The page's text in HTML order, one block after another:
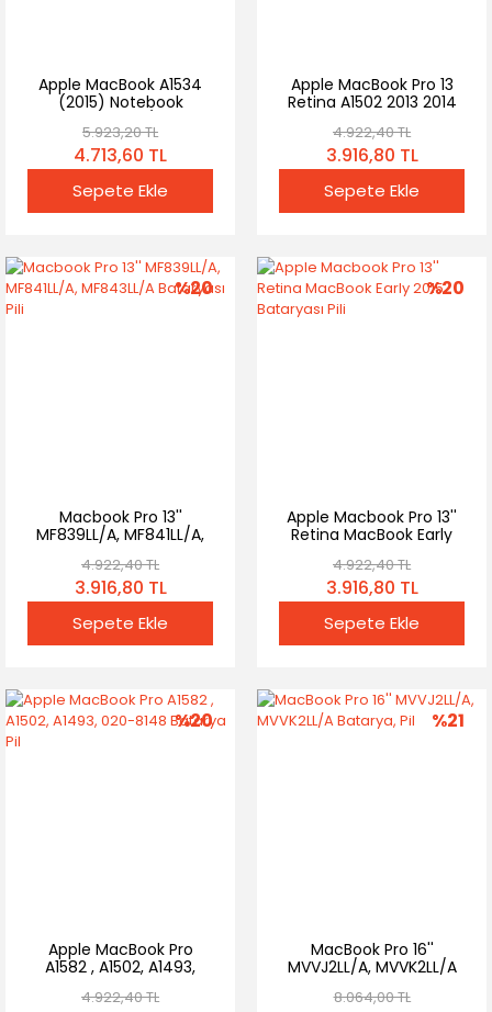
Apple MacBook A1534
(2015) Notebook
5.923,20 TL
4.713,60 TL
Sepete Ekle
Apple MacBook Pro 13
Retina A1502 2013 2014
4.922,40 TL
3.916,80 TL
Sepete Ekle
%20
Macbook Pro 13''
MF839LL/A, MF841LL/A,
4.922,40 TL
3.916,80 TL
Sepete Ekle
%20
Apple Macbook Pro 13''
Retina MacBook Early
4.922,40 TL
3.916,80 TL
Sepete Ekle
%20
Apple MacBook Pro
A1582 , A1502, A1493,
4.922,40 TL
%21
MacBook Pro 16''
MVVJ2LL/A, MVVK2LL/A
8.064,00 TL